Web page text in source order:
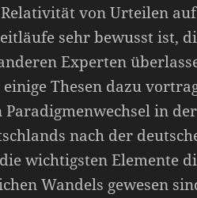
von Urteilen
sehr bewusst ist,
Experten
Thesen dazu
in der
nach der
wichtigsten Elemente
Wandels gewesen